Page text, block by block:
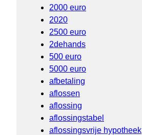
2000 euro
2020
2500 euro
2dehands
500 euro
5000 euro
afbetaling
aflossen
aflossing
aflossingstabel
aflossingsvrije hypotheek